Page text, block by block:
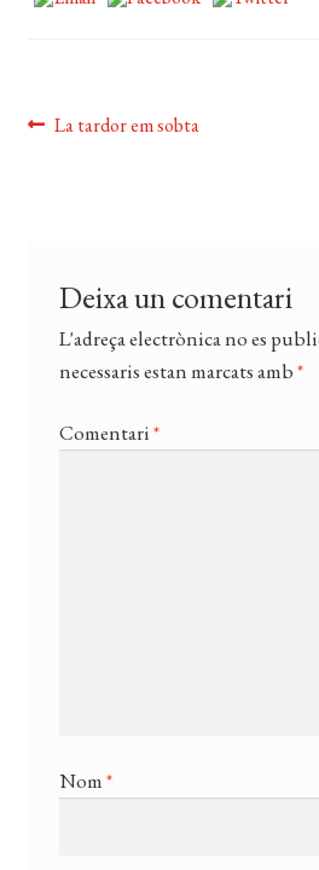
Navegació
Entrada
La tardor em sobta
Deixa un comentari
L'adreça electrònica no es
necessaris estan marcats amb*
Comentari*
Nom*